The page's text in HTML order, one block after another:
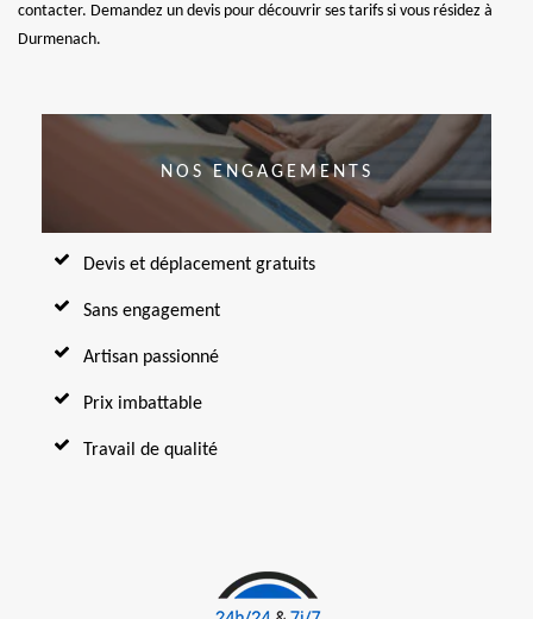
contacter. Demandez un devis pour découvrir ses tarifs si vous résidez à
Durmenach.
NOS ENGAGEMENTS
Devis et déplacement gratuits
Sans engagement
Artisan passionné
Prix imbattable
Travail de qualité